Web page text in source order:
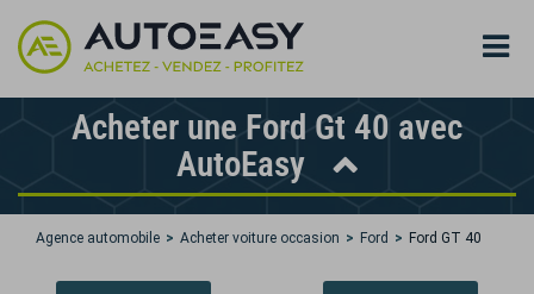
Acheter une Ford Gt 40 avec
AutoEasy
Agence automobile Acheter voiture occasion Ford Ford GT 40